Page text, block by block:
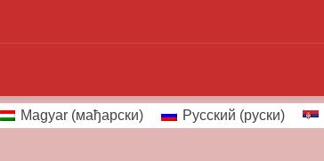
Magyar (мађарски) Русский (руски)